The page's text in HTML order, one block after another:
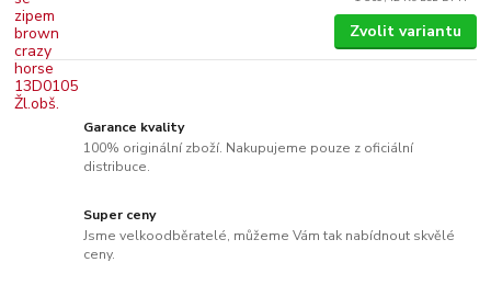
Zvolit variantu
Garance kvality
100% originální zboží. Nakupujeme pouze z oficiální
distribuce.
Super ceny
Jsme velkoodběratelé, můžeme Vám tak nabídnout skvělé
ceny.